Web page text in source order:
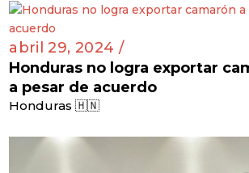
abril 29, 2024 /
Honduras no logra exportar
a pesar de acuerdo
Honduras 🇭🇳